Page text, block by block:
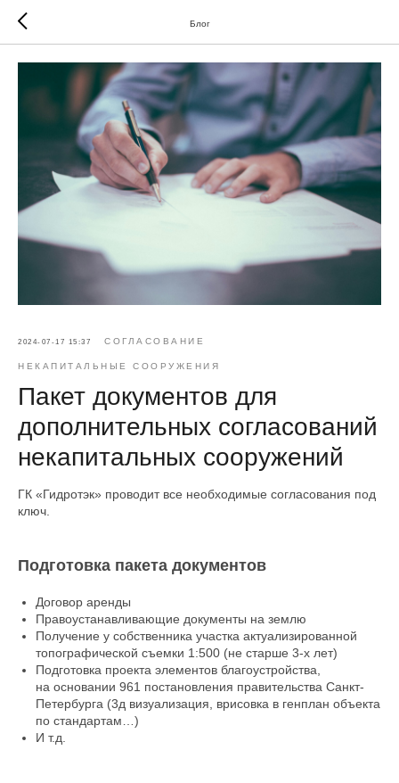
Блог
2024-07-17 15:37 СОГЛАСОВАНИЕ
НЕКАПИТАЛЬНЫЕ СООРУЖЕНИЯ
Пакет документов для
дополнительных согласований
некапитальных сооружений
ГК «Гидротэк» проводит все необходимые согласования под
ключ.
Подготовка пакета документов
Договор аренды
Правоустанавливающие документы на землю
Получение у собственника участка актуализированной
топографической съемки 1:500 (не старше 3-х лет)
Подготовка проекта элементов благоустройства,
на основании 961 постановления правительства Санкт-
Петербурга (3д визуализация, врисовка в генплан объекта
по стандартам…)
И т.д.